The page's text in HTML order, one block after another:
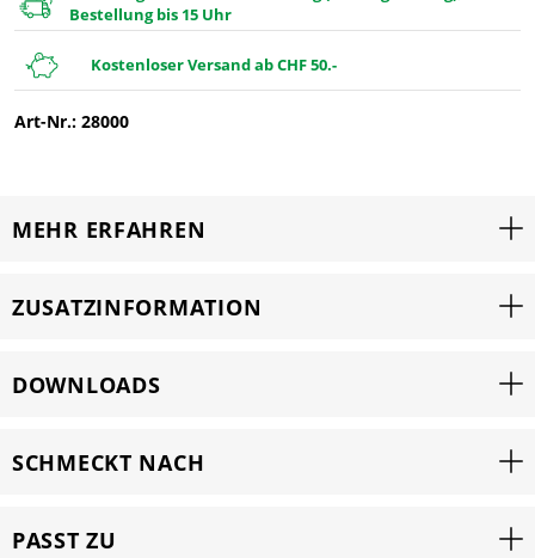
Bestellung bis 15 Uhr
Kostenloser Versand ab CHF 50.-
Art-Nr.: 28000
MEHR ERFAHREN
ZUSATZINFORMATION
DOWNLOADS
SCHMECKT NACH
PASST ZU